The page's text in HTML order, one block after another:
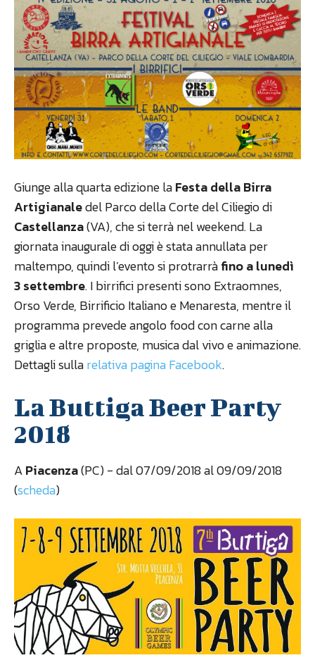
Giunge alla quarta edizione laFesta della Birra
Artigianaledel Parco della Corte del Ciliegio di
Castellanza(VA), che si terrà nel weekend. La
giornata inaugurale di oggi è stata annullata per
maltempo, quindi l’evento si protrarràfino a lunedì
3 settembre. I birrifici presenti sono Extraomnes,
Orso Verde, Birrificio Italiano e Menaresta, mentre il
programma prevede angolo food con carne alla
griglia e altre proposte, musica dal vivo e animazione.
Dettagli sullarelativa pagina Facebook.
La Buttiga Beer Party
2018
APiacenza(PC) - dal 07/09/2018 al 09/09/2018
(scheda)